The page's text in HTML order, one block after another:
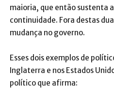
maioria, que então sustenta
continuidade. Fora destas
mudança no governo.
Esses dois exemplos de
Inglaterra e nos Estados
político que afirma: